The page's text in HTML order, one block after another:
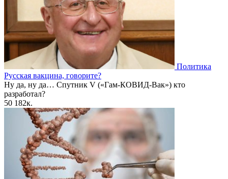
Политика
Русская вакцина, говорите?
Ну да, ну да… Спутник V («Гам-КОВИД-Вак») кто
разработал?
50 182к.